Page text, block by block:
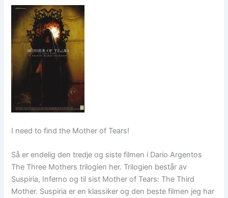
I need to find the Mother of Tears!
Så er endelig den tredje og siste filmen i Dario Argentos
The Three Mothers trilogien her. Trilogien består av
Suspiria, Inferno og til sist Mother of Tears: The Third
Mother. Suspiria er en klassiker og den beste filmen jeg har